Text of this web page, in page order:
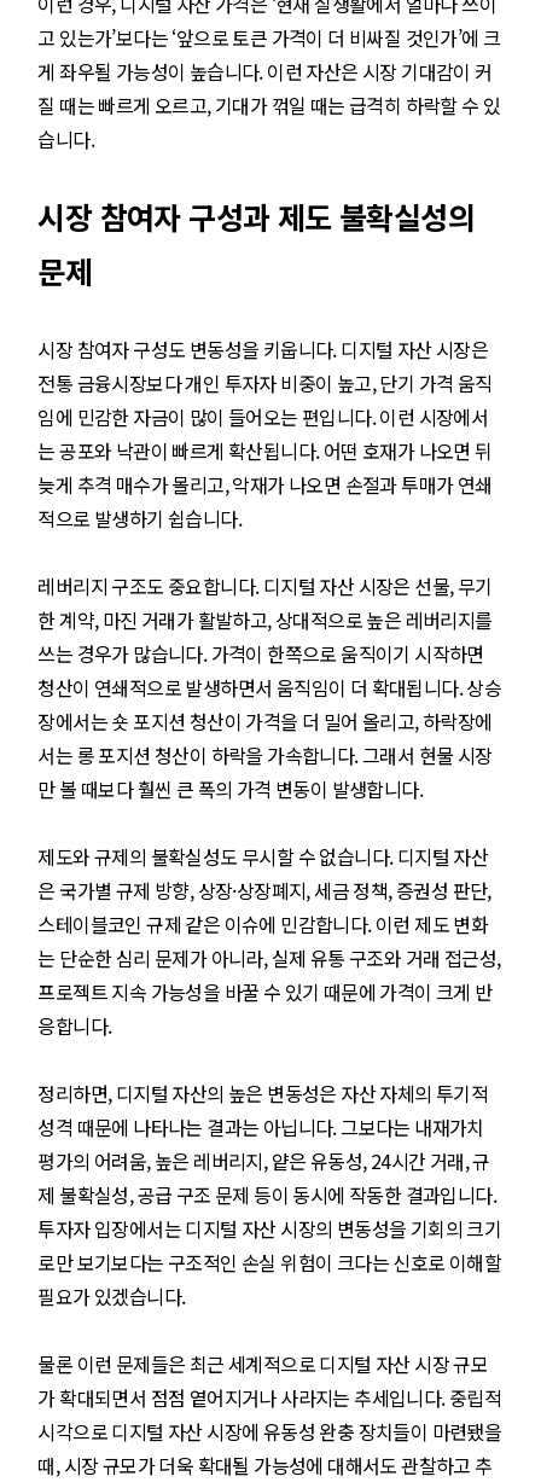
고 있는가’보다는 ‘앞으로 토큰 가격이 더 비싸질 것인가’에 크
게 좌우될 가능성이 높습니다. 이런 자산은 시장 기대감이 커
질 때는 빠르게 오르고, 기대가 꺾일 때는 급격히 하락할 수 있
습니다.
시장 참여자 구성과 제도 불확실성의
문제
시장 참여자 구성도 변동성을 키웁니다. 디지털 자산 시장은
전통 금융시장보다 개인 투자자 비중이 높고, 단기 가격 움직
임에 민감한 자금이 많이 들어오는 편입니다. 이런 시장에서
는 공포와 낙관이 빠르게 확산됩니다. 어떤 호재가 나오면 뒤
늦게 추격 매수가 몰리고, 악재가 나오면 손절과 투매가 연쇄
적으로 발생하기 쉽습니다.
레버리지 구조도 중요합니다. 디지털 자산 시장은 선물, 무기
한 계약, 마진 거래가 활발하고, 상대적으로 높은 레버리지를
쓰는 경우가 많습니다. 가격이 한쪽으로 움직이기 시작하면
청산이 연쇄적으로 발생하면서 움직임이 더 확대됩니다. 상승
장에서는 숏 포지션 청산이 가격을 더 밀어 올리고, 하락장에
서는 롱 포지션 청산이 하락을 가속합니다. 그래서 현물 시장
만 볼 때보다 훨씬 큰 폭의 가격 변동이 발생합니다.
제도와 규제의 불확실성도 무시할 수 없습니다. 디지털 자산
은 국가별 규제 방향, 상장·상장폐지, 세금 정책, 증권성 판단,
스테이블코인 규제 같은 이슈에 민감합니다. 이런 제도 변화
는 단순한 심리 문제가 아니라, 실제 유통 구조와 거래 접근성,
프로젝트 지속 가능성을 바꿀 수 있기 때문에 가격이 크게 반
응합니다.
정리하면, 디지털 자산의 높은 변동성은 자산 자체의 투기적
성격 때문에 나타나는 결과는 아닙니다. 그보다는 내재가치
평가의 어려움, 높은 레버리지, 얕은 유동성, 24시간 거래, 규
제 불확실성, 공급 구조 문제 등이 동시에 작동한 결과입니다.
투자자 입장에서는 디지털 자산 시장의 변동성을 기회의 크기
로만 보기보다는 구조적인 손실 위험이 크다는 신호로 이해할
필요가 있겠습니다.
물론 이런 문제들은 최근 세계적으로 디지털 자산 시장 규모
가 확대되면서 점점 옅어지거나 사라지는 추세입니다. 중립적
시각으로 디지털 자산 시장에 유동성 완충 장치들이 마련됐을
때, 시장 규모가 더욱 확대될 가능성에 대해서도 관찰하고 추